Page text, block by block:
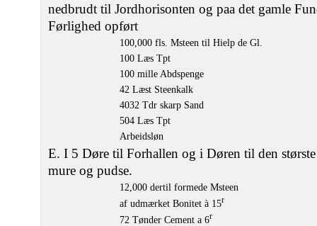
nedbrudt til Jordhorisonten og paa det gamle
Førlighed opført
100,000 fls. Msteen til Hielp de Gl.
100 Læs Tpt
100 mille Abdspenge
42 Læst Steenkalk
4032 Tdr skarp Sand
504 Læs Tpt
Arbeidsløn
E. I 5 Døre til Forhallen og i Døren til den
mure og pudse.
12,000 dertil formede Msteen
af udmærket Bonitet à 15r
72 Tønder Cement a 6r